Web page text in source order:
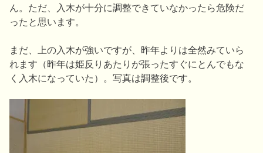
ん。ただ、入木が十分に調整できていなかったら危険だ
ったと思います。
まだ、上の入木が強いですが、昨年よりは全然みていら
れます（昨年は姫反りあたりが張ったすぐにとんでもな
く入木になっていた）。写真は調整後です。